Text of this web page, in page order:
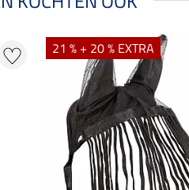
21 % + 20 % EXTRA